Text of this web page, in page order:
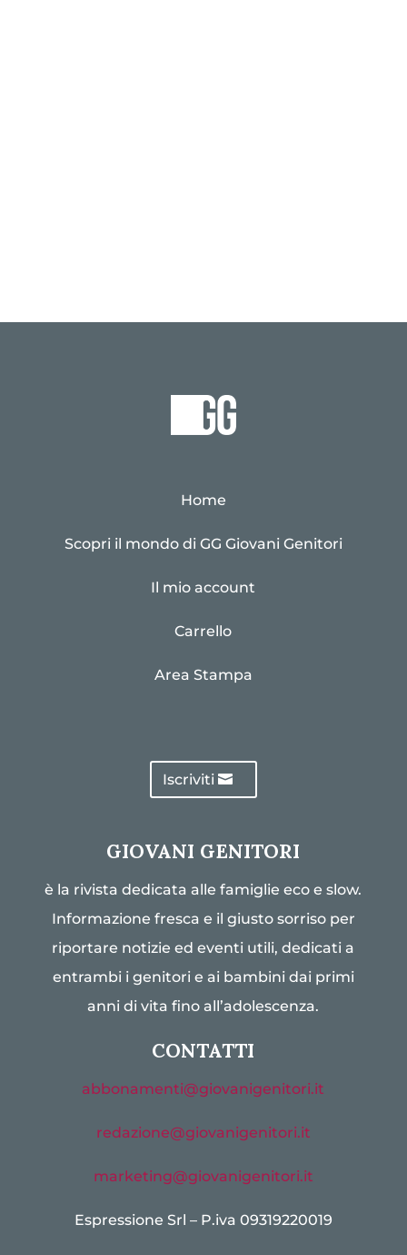
Home
Scopri il mondo di GG Giovani Genitori
Il mio account
Carrello
Area Stampa
Iscriviti
GIOVANI GENITORI
è la rivista dedicata alle famiglie eco e slow.
Informazione fresca e il giusto sorriso per
riportare notizie ed eventi utili, dedicati a
entrambi i genitori e ai bambini dai primi
anni di vita fino all’adolescenza.
CONTATTI
abbonamenti@giovanigenitori.it
redazione@giovanigenitori.it
marketing@giovanigenitori.it
Espressione Srl – P.iva 09319220019